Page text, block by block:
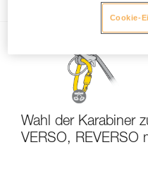
Wahl der Karabiner
VERSO, REVERSO
Cookie-